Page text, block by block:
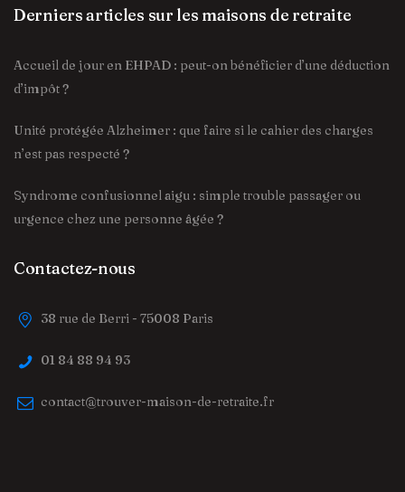
Derniers articles sur les maisons de retraite
Accueil de jour en EHPAD : peut-on bénéficier d’une déduction
d’impôt ?
Unité protégée Alzheimer : que faire si le cahier des charges
n’est pas respecté ?
Syndrome confusionnel aigu : simple trouble passager ou
urgence chez une personne âgée ?
Contactez-nous
38 rue de Berri - 75008 Paris
01 84 88 94 93
contact@trouver-maison-de-retraite.fr